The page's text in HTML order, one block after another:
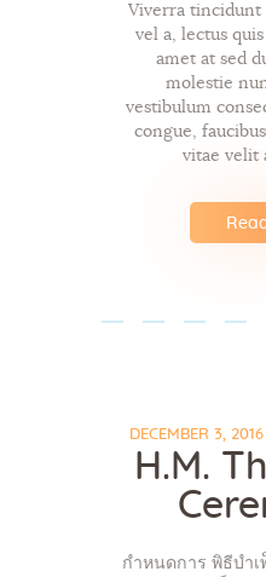
Viverra tincidunt
vel a, lectus
amet at sed
molestie
vestibulum
congue,
vitae velit
DECEMBER 3,
H.M.
กำหนดการ พิธีบำ